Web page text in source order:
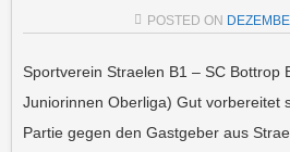
POSTED ON
Sportverein Straelen B1 – SC
Juniorinnen Oberliga) Gut vorbereitet
Partie gegen den Gastgeber aus